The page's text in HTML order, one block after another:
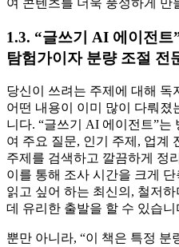
여 콘텐츠를 더욱 풍성하게 만
1.3. “글쓰기 AI 에이전
탐험가이자 분량 조절 전
당신이 쓰려는 주제에 대해 독
어떤 내용이 이미 많이 다뤄
니다. “글쓰기 AI 에이전트”
여 주요 질문, 인기 주제, 업계
주제를 검색하고 깔끔하게 정
이를 통해 조사 시간을 크게
읽고 싶어 하는 최신의, 철저
데 유리한 출발을 할 수 있습니
뿐만 아니라, “이 책은 특정 분